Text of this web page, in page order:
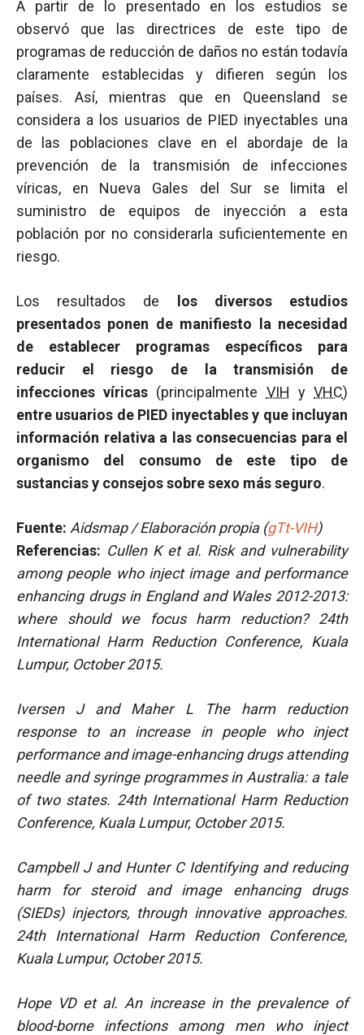
A partir de lo presentado en los estudios se
observó que las directrices de este tipo de
programas de reducción de daños no están todavía
claramente establecidas y difieren según los
países. Así, mientras que en Queensland se
considera a los usuarios de PIED inyectables una
de las poblaciones clave en el abordaje de la
prevención de la transmisión de infecciones
víricas, en Nueva Gales del Sur se limita el
suministro de equipos de inyección a esta
población por no considerarla suficientemente en
riesgo.
Los resultados de
los diversos estudios
presentados ponen de manifiesto la necesidad
de establecer programas específicos para
reducir el riesgo de la transmisión de
infecciones víricas (principalmente VIH yVHC)
entre usuarios de PIED inyectables y que incluyan
información relativa a las consecuencias para el
organismo del consumo de este tipo de
sustancias y consejos sobre sexo más seguro.
Fuente: Aidsmap / Elaboración propia (gTt-VIH)
Referencias: Cullen K et al. Risk and vulnerability
among people who inject image and performance
enhancing drugs in England and Wales 2012-2013:
where should we focus harm reduction? 24th
International Harm Reduction Conference, Kuala
Lumpur, October 2015.
Iversen J and Maher L The harm reduction
response to an increase in people who inject
performance and image-enhancing drugs attending
needle and syringe programmes in Australia: a tale
of two states. 24th International Harm Reduction
Conference, Kuala Lumpur, October 2015.
Campbell J and Hunter C Identifying and reducing
harm for steroid and image enhancing drugs
(SIEDs) injectors, through innovative approaches.
24th International Harm Reduction Conference,
Kuala Lumpur, October 2015.
Hope VD et al. An increase in the prevalence of
blood-borne infections among men who inject